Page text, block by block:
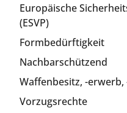
Europäische
(ESVP)
Formbedürftigkeit
Nachbarschützend
Waffenbesitz, -
Vorzugsrechte